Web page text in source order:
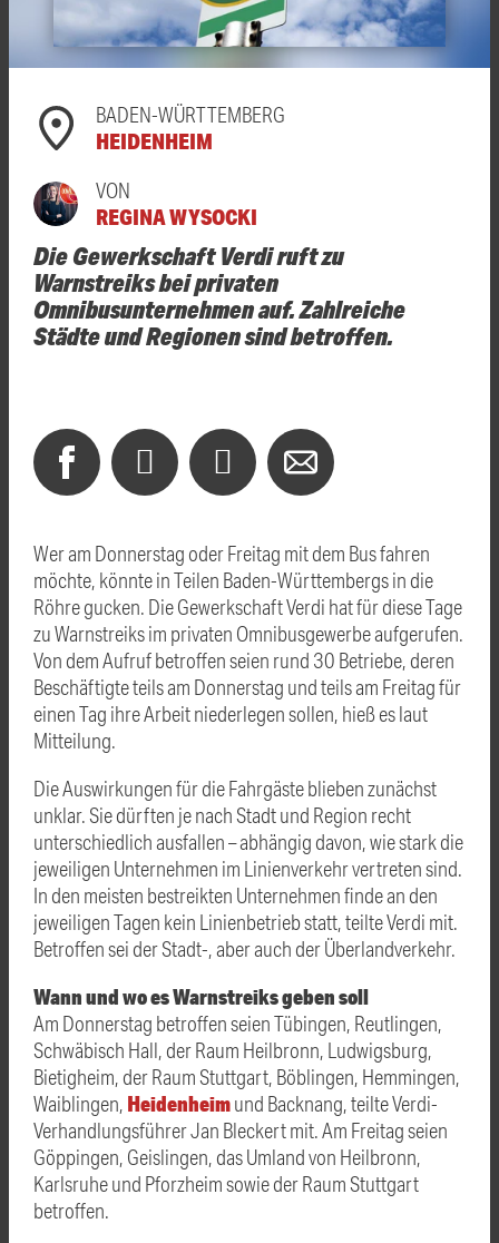
BADEN-WÜRTTEMBERG
HEIDENHEIM
VON
REGINA WYSOCKI
Die Gewerkschaft Verdi ruft zu
Warnstreiks bei privaten
Omnibusunternehmen auf. Zahlreiche
Städte und Regionen sind betroffen.
Wer am Donnerstag oder Freitag mit dem Bus fahren
möchte, könnte in Teilen Baden-Württembergs in die
Röhre gucken. Die Gewerkschaft Verdi hat für diese Tage
zu Warnstreiks im privaten Omnibusgewerbe aufgerufen.
Von dem Aufruf betroffen seien rund 30 Betriebe, deren
Beschäftigte teils am Donnerstag und teils am Freitag für
einen Tag ihre Arbeit niederlegen sollen, hieß es laut
Mitteilung.
Die Auswirkungen für die Fahrgäste blieben zunächst
unklar. Sie dürften je nach Stadt und Region recht
unterschiedlich ausfallen – abhängig davon, wie stark die
jeweiligen Unternehmen im Linienverkehr vertreten sind.
In den meisten bestreikten Unternehmen finde an den
jeweiligen Tagen kein Linienbetrieb statt, teilte Verdi mit.
Betroffen sei der Stadt-, aber auch der Überlandverkehr.
Wann und wo es Warnstreiks geben soll
Am Donnerstag betroffen seien Tübingen, Reutlingen,
Schwäbisch Hall, der Raum Heilbronn, Ludwigsburg,
Bietigheim, der Raum Stuttgart, Böblingen, Hemmingen,
Waiblingen, Heidenheimund Backnang, teilte Verdi-
Verhandlungsführer Jan Bleckert mit. Am Freitag seien
Göppingen, Geislingen, das Umland von Heilbronn,
Karlsruhe und Pforzheim sowie der Raum Stuttgart
betroffen.